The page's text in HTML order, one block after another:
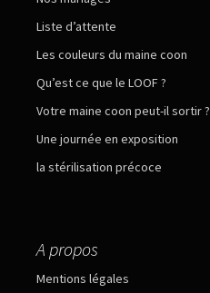
Liste d’attente
Les couleurs du maine coon
Qu’est ce que le LOOF ?
Votre maine coon peut-il sortir ?
Une journée en exposition
la stérilisation précoce
A propos
Mentions légales